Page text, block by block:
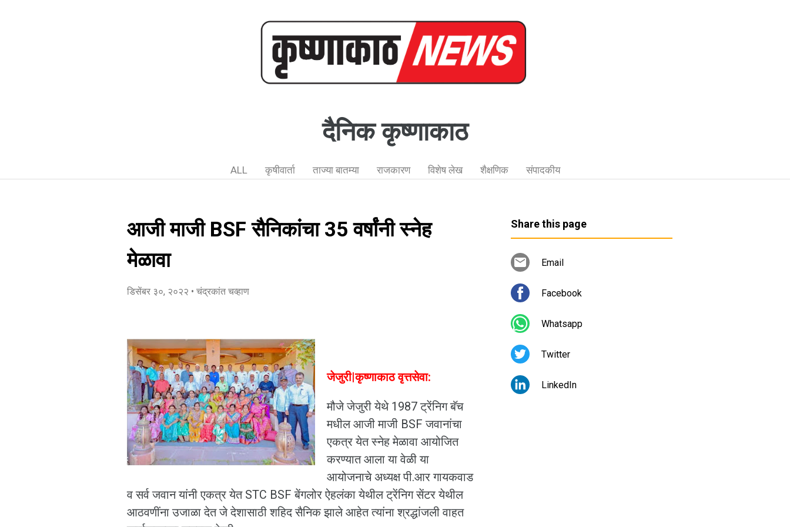
दैनिक कृष्णाकाठ
ALL कृषीवार्ता ताज्या बातम्या राजकारण विशेष लेख शैक्षणिक संपादकीय
आजी माजी BSF सैनिकांचा 35 वर्षांनी स्नेह
मेळावा
डिसेंबर ३०, २०२२ • चंद्रकांत चव्हाण
जेजुरी|कृष्णाकाठ वृत्तसेवा:
मौजे जेजुरी येथे 1987 ट्रेंनिग बॅच
मधील आजी माजी BSF जवानांचा
एकत्र येत स्नेह मेळावा आयोजित
करण्यात आला या वेळी या
आयोजनाचे अध्यक्ष पी.आर गायकवाड
व सर्व जवान यांनी एकत्र येत STC BSF बेंगलोर ऐहलंका येथील ट्रेंनिग सेंटर येथील
आठवणींना उजाळा देत जे देशासाठी शहिद सैनिक झाले आहेत त्यांना श्रद्धांजली वाहत
Share this page
Email
Facebook
Whatsapp
Twitter
LinkedIn